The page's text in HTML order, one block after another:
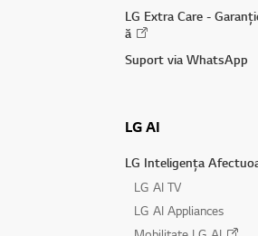
LG Extra Care -
ă
Suport via WhatsApp
LG AI
LG Inteligența
LG AI TV
LG AI Appliances